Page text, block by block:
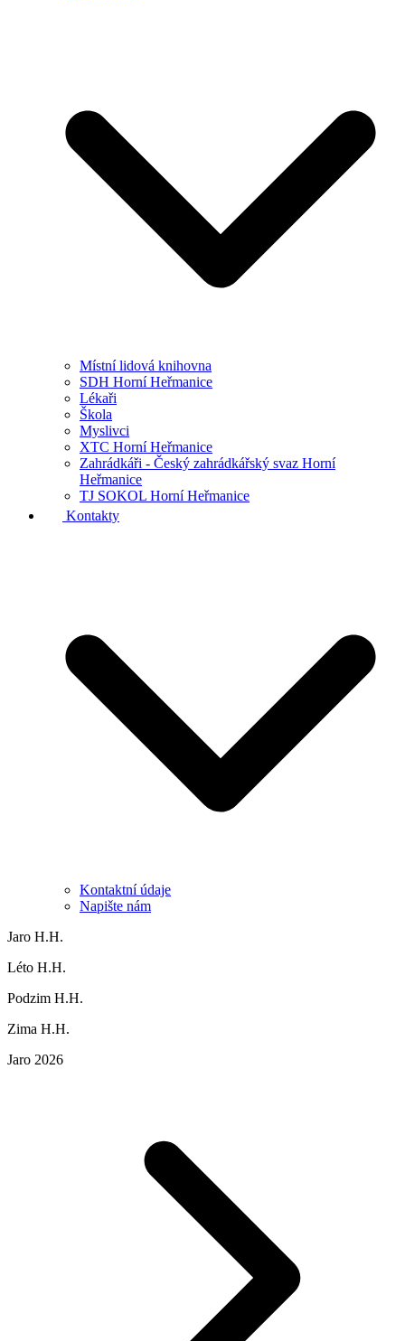
Místní lidová knihovna
SDH Horní Heřmanice
Lékaři
Škola
Myslivci
XTC Horní Heřmanice
Zahrádkáři - Český zahrádkářský svaz Horní
Heřmanice
TJ SOKOL Horní Heřmanice
Kontakty
Kontaktní údaje
Napište nám
Jaro H.H.
Léto H.H.
Podzim H.H.
Zima H.H.
Jaro 2026